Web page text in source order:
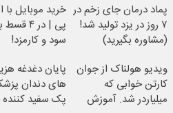
پماد درمان جای زخم در
۷ روز در یزد تولید شد!
(مشاوره بگیرید)
خرید موبایل
پی | در ۴
سود و کارمزد!
ویدیو هولناک از جوان
کارتن خوابی که
میلیاردر شد. آموزش
پایان دغدغه
های دندان
پک سفید